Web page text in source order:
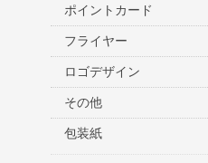
ポイントカード
フライヤー
ロゴデザイン
その他
包装紙